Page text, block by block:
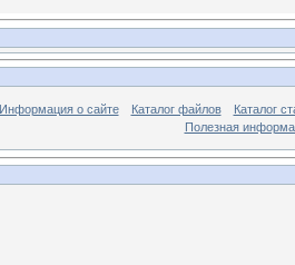
Информация о сайте Каталог файлов
Каталог
Полезная